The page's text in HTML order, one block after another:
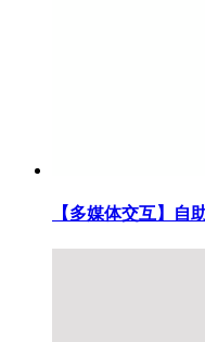
【多媒体交互】自